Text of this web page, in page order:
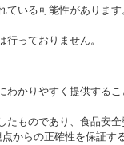
いる可能性がありま
っておりません。
かりやすく提供する
ものであり、食品安
からの正確性を保証す